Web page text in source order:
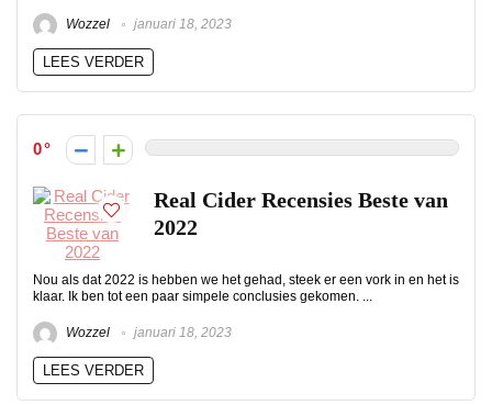
Wozzel januari 18, 2023
LEES VERDER
0
Real Cider Recensies Beste van
2022
Nou als dat 2022 is hebben we het gehad, steek er een vork in en het is
klaar. Ik ben tot een paar simpele conclusies gekomen. ...
Wozzel januari 18, 2023
LEES VERDER